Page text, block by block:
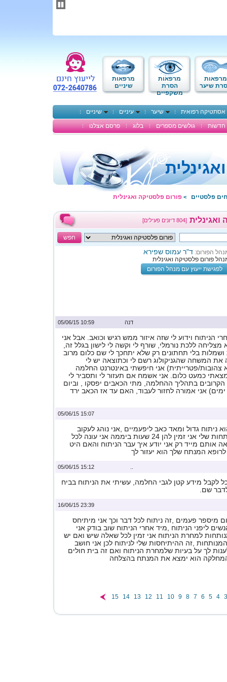
מרפאות
שיער
מרפאות
הסרת
משקפיים
מרפאות
שיניים
אסתטיקה רפואית שיער עיניים
שיניים
חדשות
גולשים מספרים בלוג פרסם אצלנו
פלסטיים > פורום פלסטיקה ואגינלית
[804 דיונים פעילים] ואגינלית
חפש
הפורום: ד"ר עמוס שפירא
פורום פלסטיקה ואגינלית
לפגישת ייעוץ עם מנהל הפורום
10:59 05/06/15 דנה
הניתוח וידוע לי שזה איזור ממש רגיש וכואב. אבל אני
ללכת נורמלי, שורף לי וקשה לי לישון בגלל זה,
ושמלות בלי תחתונים רק שלא יתחכך לי שם כלום מרוב
את המשחה שהגניקולוג רשם לי וכתוצאה יש לי
צהובות/פטרייתית) אני חיפשתי באינטרנט החלמה
כמעט כלום. אני אשמח אם תעזור לי ותסביר לי
הקרובים בתהליך ההחלמה, מתי הכאבים יפסקו , וביום
אני אמורה לחזור לעבוד, האם עד אז הכאב ירד
15:07 05/06/15
ניתוח גדול ומאד כאב ליפעמיים ,אני נוהג לעקוב
מיקרוב אחרי המנותחות שלי אני זמין להן 24 שעות ביממה אני עונה לכל
אותם מייד רק אני יודע איך עבר הניתוח והאם היט
המנתח שלך הוא יעזור לך
15:12 05/06/15
לקבל מידע קטן לגבי החלמה, עשיתי את הניתוח בביח
שם.
23:39 16/06/15
מיספר פעמים ,זה ניתוח לכל דבר וכך אני מיתיחס
ליפני הניתוח ,מיד אחרי הניתוח שוב בודק אני
למחרת הניתוח אני זמין לכל שאלה שיש ואם יש
,זה ההיתיחסות שלי לניתוח לכן אני חושב
לך על בעיות שלמחרת הניתוח ואם זה בית חולים
המחלקה הוא ימצא את המנתח בהצלחה
3
4
5
6
7
8
9
10
11
12
13
14
15